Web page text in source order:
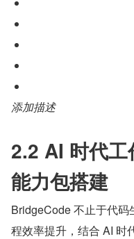
添加描述
2.2 AI 时代
能力包搭建
BridgeCode 不止于代
程效率提升，结合 AI 时